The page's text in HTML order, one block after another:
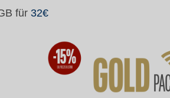
für 32€